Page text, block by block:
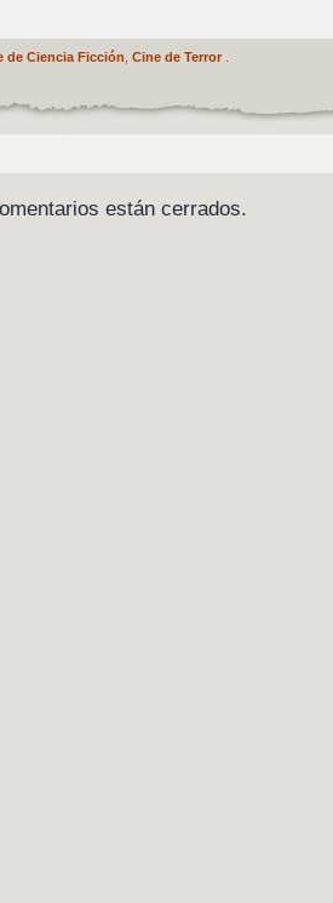
de Ciencia Ficción Cine de Terror.
están cerrados.